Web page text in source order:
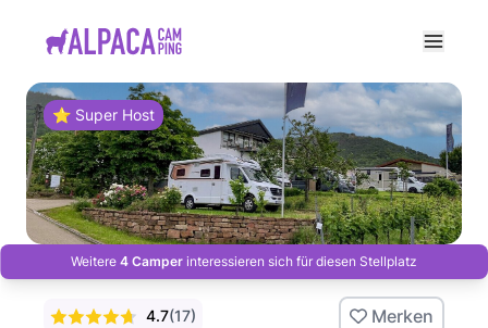
⭐ Super Host
Weitere 4 Camper interessieren sich für diesen Stellplatz
4.7(17) Merken